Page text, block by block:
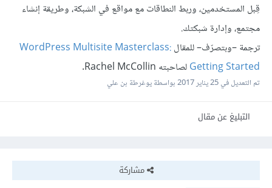
قِبل المستخدمين، وربط النطاقات مع مواقع في الشبكة، وطريقة إنشاء
مجتمع، وإدارة شبكتك.
ترجمة –وبتصرّف– للمقالWordPress Multisite Masterclass:
Getting Startedلصاحبته Rachel McCollin.
تم التعديل في25 يناير 2017 بواسطة يوغرطة بن علي
التبليغ عن مقال
مشاركة